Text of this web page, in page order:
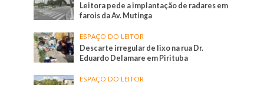
Leitora pede a implantação de radares em
farois da Av. Mutinga
ESPAÇO DO LEITOR
Descarte irregular de lixo na rua Dr.
Eduardo Delamare em Pirituba
ESPAÇO DO LEITOR